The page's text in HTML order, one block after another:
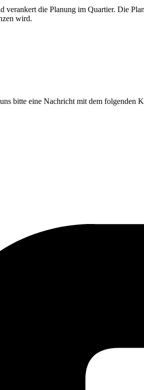
die Planung im Quartier. Die
wird.
bitte eine Nachricht mit dem